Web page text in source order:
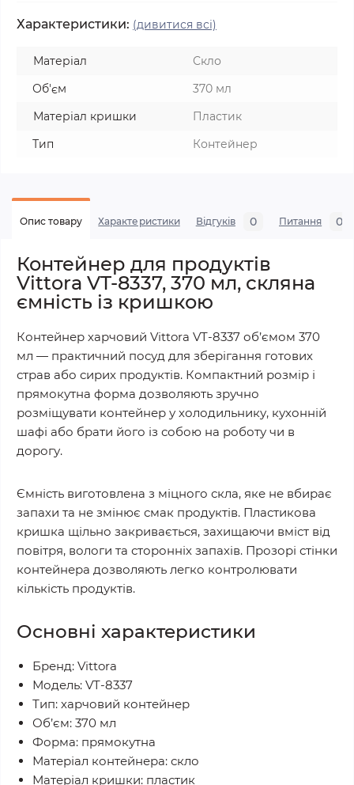
Характеристики: (дивитися всі)
Матеріал
Скло
Об'єм
370 мл
Матеріал кришки
Пластик
Тип
Контейнер
Опис товару Характеристики Відгуків 0 Питання 0
Контейнер для продуктів
Vittora VT-8337, 370 мл, скляна
ємність із кришкою
Контейнер харчовий Vittora VT-8337 об’ємом 370
мл — практичний посуд для зберігання готових
страв або сирих продуктів. Компактний розмір і
прямокутна форма дозволяють зручно
розміщувати контейнер у холодильнику, кухонній
шафі або брати його із собою на роботу чи в
дорогу.
Ємність виготовлена з міцного скла, яке не вбирає
запахи та не змінює смак продуктів. Пластикова
кришка щільно закривається, захищаючи вміст від
повітря, вологи та сторонніх запахів. Прозорі стінки
контейнера дозволяють легко контролювати
кількість продуктів.
Основні характеристики
Бренд: Vittora
Модель: VT-8337
Тип: харчовий контейнер
Об’єм: 370 мл
Форма: прямокутна
Матеріал контейнера: скло
Матеріал кришки: пластик